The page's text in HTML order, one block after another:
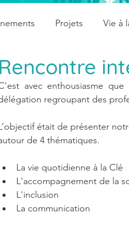
Projets Vie à
Rencontre
avec enthousiasme
regroupant des
était de présenter
de 4 thématiques.
La vie quotidienne à la Clé
L'accompagnement de la
L'inclusion
La communication